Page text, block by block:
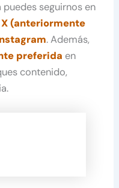
seguirnos en
X (anteriormente
. Además,
preferida en
contenido,